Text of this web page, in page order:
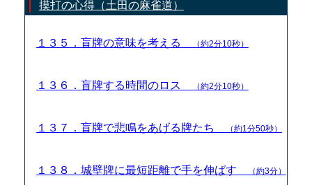
摸打の心得（土田の麻雀道）
１３５．盲牌の意味を考える （約2分10秒）
１３６．盲牌する時間のロス （約2分10秒）
１３７．盲牌で悲鳴をあげる牌たち （約1分50秒）
１３８．城壁牌に最短距離で手を伸ばす （約3分）